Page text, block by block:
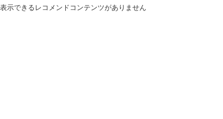
表示できるレコメンドコンテンツがありません